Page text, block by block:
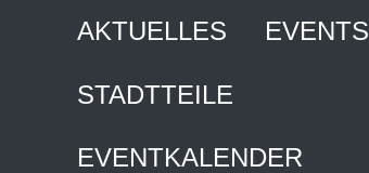
AKTUELLES EVENTS
STADTTEILE
EVENTKALENDER